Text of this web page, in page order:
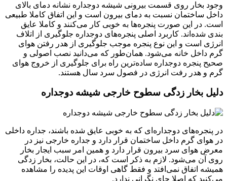
وجود بخار روی قسمت بیرونی شیشه دوجداره نشانه دمای بالای
داخل ساختمان نسبت به دمای بیرون است و این اتفاق کاملا طبیعی
است. در این صورت پنجره‌ها به خوبی کار می‌کنند و کاملا عایق
بندی شده‌اند. کاربرد اصلی پنجره‌های دوجداره جلوگیری از اتلاف
انرژی است و این نوع پنجره موجب جلوگیری از هدر رفتن هوای
گرم داخل خانه می‌شود. همان‌طور که می‌دانید نصب اصولی و
صحیح پنجره دوجداره ساده‌ترین راه برای جلوگیری از خروج هوای
گرم و هدر رفت انرژی در فصول سرد سال هستند.
دلیل بخار زدگی سطوح خارجی شیشه دوجداره
در پنجره‌های دوجداره‌ای که به خوبی عایق شده باشند، جداره داخلی
در هوای گرم داخل ساختمان قرار دارد و جداره خارجی نیز در
معرض هوای سرد بیرون قرار دارد و همین امر سبب ایجار بخار
روی آن می‌شود. لازم به ذکر است که، در این حالت، بخار زدگی
همیشه اتفاق نمی‌افتد و فقط گاهی اوقات این پدیده را مشاهده
می‌کنید که اصلا جای نگرانی ندارد.